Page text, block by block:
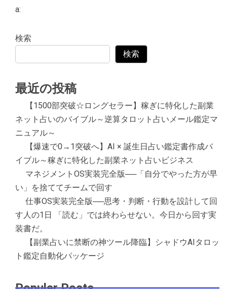
a:
検索
検索
最近の投稿
【1500部突破☆ロングセラー】稼ぎに特化した副業
ネット占いのバイブル～逆算タロット占いメール鑑定マ
ニュアル～
【爆速で0→1突破へ】AI × 誕生日占い鑑定書作成バ
イブル～稼ぎに特化した副業ネット占いビジネス
マネジメントOS実装完全版──「自分でやった方が早
い」を捨ててチームで回す
仕事OS実装完全版──思考・判断・行動を設計して回
す人の1日 「読む」では終わらせない。今日から回す実
装書だ。
【副業占いに禁断の神ツール降臨】シャドウAIタロッ
ト鑑定自動化パッケージ